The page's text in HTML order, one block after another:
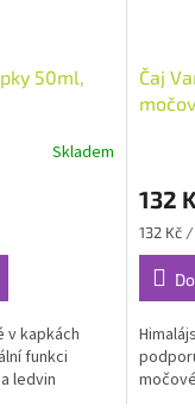
50ml,
Skladem
v kapkách
funkci
ledvin
Čaj
132
Měrná
cena:
132 Kč